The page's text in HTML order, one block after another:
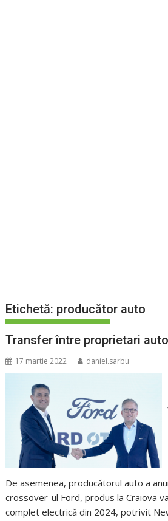
Etichetă: producător auto
Transfer între proprietari
17 martie 2022 daniel.sarbu
De asemenea, producătorul auto a
crossover-ul Ford, produs la Craiova
complet electrică din 2024, potrivit